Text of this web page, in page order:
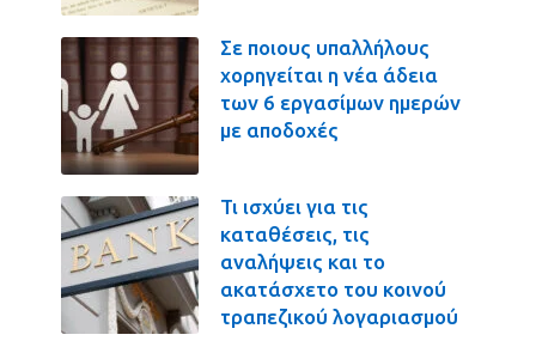
Σε ποιους υπαλλήλους
χορηγείται η νέα άδεια
των 6 εργασίμων ημερών
με αποδοχές
Τι ισχύει για τις
καταθέσεις, τις
αναλήψεις και το
ακατάσχετο του κοινού
τραπεζικού λογαριασμού